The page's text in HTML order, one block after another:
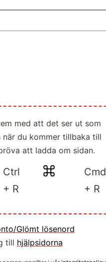
med att det ser ut som
du kommer tillbaka till
att ladda om sidan.
Ctrl
+ R
Cmd
+ R
Glömt lösenord
till hjälpsidorna